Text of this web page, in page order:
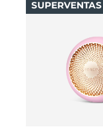
SUPERVENTAS